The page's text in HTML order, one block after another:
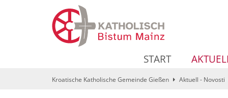
START
Kroatische Katholische Gemeinde Gießen Aktuell - Novosti